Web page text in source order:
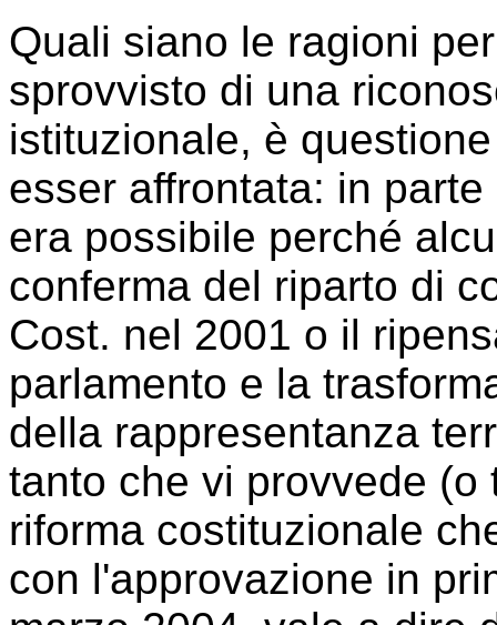
Quali siano le ragioni
sprovvisto di una
istituzionale, è
esser affrontata: in
era possibile perché
conferma del riparto di
Cost. nel 2001 o il
parlamento e la
della rappresentanza
tanto che vi provvede
riforma costituzionale
con l'approvazione in